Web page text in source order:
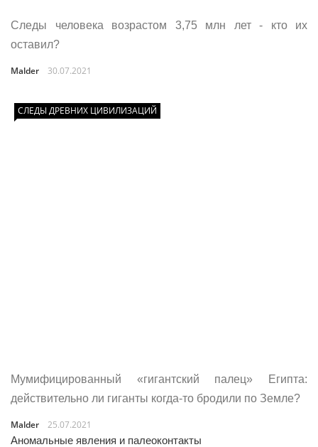
Следы человека возрастом 3,75 млн лет - кто их
оставил?
Malder 30.07.2021
СЛЕДЫ ДРЕВНИХ ЦИВИЛИЗАЦИЙ
Мумифицированный «гигантский палец» Египта:
действительно ли гиганты когда-то бродили по Земле?
Malder
25.07.2021
Аномальные явления и палеоконтакты